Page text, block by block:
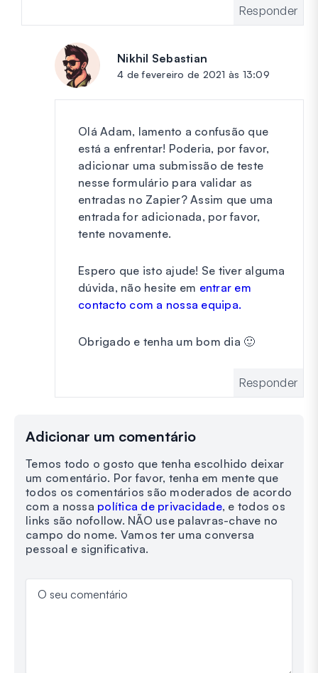
Responder
Nikhil Sebastian
4 de fevereiro de 2021 às 13:09
Olá Adam, lamento a confusão que
está a enfrentar! Poderia, por favor,
adicionar uma submissão de teste
nesse formulário para validar as
entradas no Zapier? Assim que uma
entrada for adicionada, por favor,
tente novamente.
Espero que isto ajude! Se tiver alguma
dúvida, não hesite em entrar em
contacto com a nossa equipa.
Obrigado e tenha um bom dia 🙂
Responder
Adicionar um comentário
Temos todo o gosto que tenha escolhido deixar
um comentário. Por favor, tenha em mente que
todos os comentários são moderados de acordo
com a nossa política de privacidade, e todos os
links são nofollow. NÃO use palavras-chave no
campo do nome. Vamos ter uma conversa
pessoal e significativa.
O seu comentário